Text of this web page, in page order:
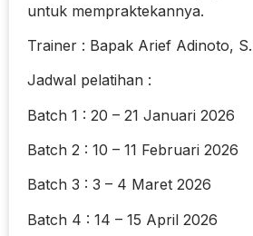
untuk mempraktekannya.
Trainer : Bapak Arief Adinoto,
Jadwal pelatihan :
Batch 1 : 20 – 21 Januari 2026
Batch 2 : 10 – 11 Februari 2026
Batch 3 : 3 – 4 Maret 2026
Batch 4 : 14 – 15 April 2026